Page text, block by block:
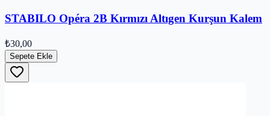
STABILO Opéra 2B Kırmızı Altıgen Kurşun Kalem
₺30,00
Sepete Ekle